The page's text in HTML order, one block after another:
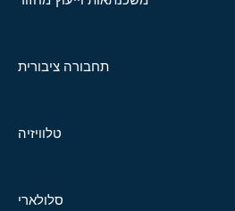
תחבורה ציבורית
טלוויזיה
סלולארי